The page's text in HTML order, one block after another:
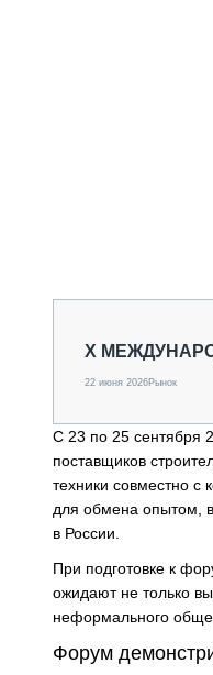
X
22 июня 2026Рынок
С 23 по 25 сентября
поставщиков
техники совместно
для обмена опытом,
в России.
При подготовке к
ожидают не только
неформального
Форум